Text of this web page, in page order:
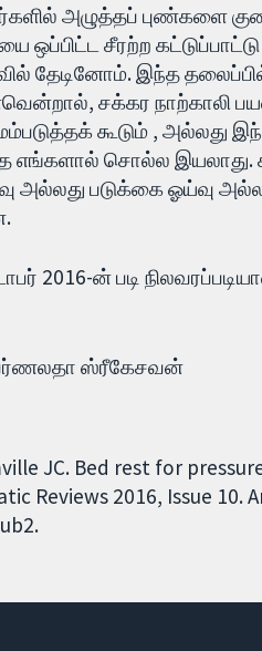
அழுத்தப் புண்களை
ஒப்பிட்ட சீரற்ற
தேடினோம். இந்த
சக்கர நாற்காலி
கூடும் , அல்லது
எங்களால் சொல்ல இயலாது.
அல்லது படுக்கை ஓய்வு
2016-ன் படி
ஸ்ரீகேசவன்
JC. Bed rest for
Reviews 2016, Issue 10.